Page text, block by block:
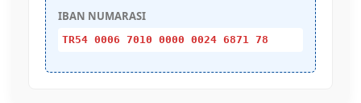
IBAN NUMARASI
TR54 0006 7010 0000 0024 6871 78